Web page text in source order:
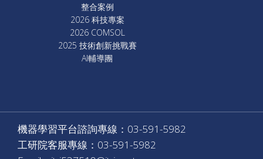
整合案例
2026 科技專案
2026 COMSOL
2025 技術創新挑戰賽
AI輔導團
機器學習平台諮詢專線：03-591-5982
工研院客服專線：03-591-5982